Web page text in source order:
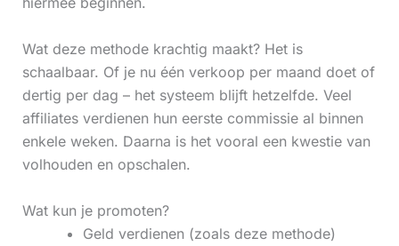
Wat deze methode krachtig maakt? Het is
schaalbaar. Of je nu één verkoop per maand doet of
dertig per dag – het systeem blijft hetzelfde. Veel
affiliates verdienen hun eerste commissie al binnen
enkele weken. Daarna is het vooral een kwestie van
volhouden en opschalen.
Wat kun je promoten?
Geld verdienen (zoals deze methode)